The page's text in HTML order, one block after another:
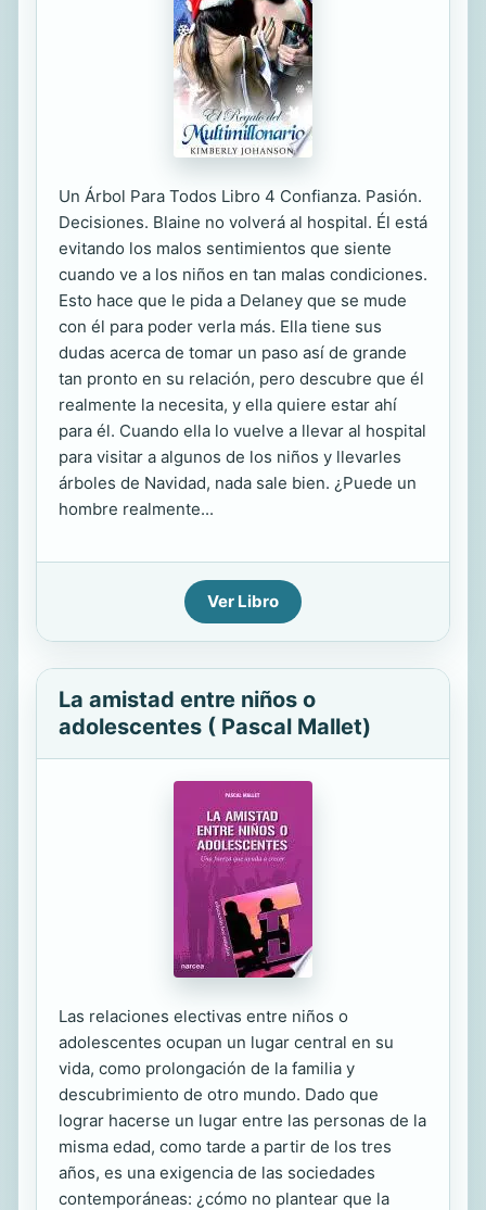
Un Árbol Para Todos Libro 4 Confianza. Pasión.
Decisiones. Blaine no volverá al hospital. Él está
evitando los malos sentimientos que siente
cuando ve a los niños en tan malas condiciones.
Esto hace que le pida a Delaney que se mude
con él para poder verla más. Ella tiene sus
dudas acerca de tomar un paso así de grande
tan pronto en su relación, pero descubre que él
realmente la necesita, y ella quiere estar ahí
para él. Cuando ella lo vuelve a llevar al hospital
para visitar a algunos de los niños y llevarles
árboles de Navidad, nada sale bien. ¿Puede un
hombre realmente...
Ver Libro
La amistad entre niños o
adolescentes ( Pascal Mallet)
Las relaciones electivas entre niños o
adolescentes ocupan un lugar central en su
vida, como prolongación de la familia y
descubrimiento de otro mundo. Dado que
lograr hacerse un lugar entre las personas de la
misma edad, como tarde a partir de los tres
años, es una exigencia de las sociedades
contemporáneas: ¿cómo no plantear que la